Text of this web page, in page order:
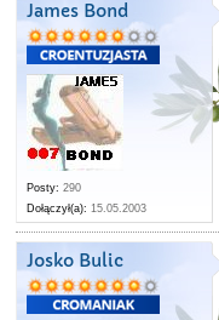
James Bond
Posty: 290
Dołączył(a): 15.05.2003
Josko Bulic